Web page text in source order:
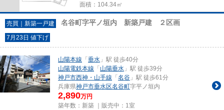
面積：104.34㎡
売買｜新築一戸建 名谷町字平ノ垣内 新築戸建 ２区画
7月23日 値下げ
山陽本線 「 垂水 」駅 徒歩40分
山陽電鉄本線 「 山陽垂水 」駅 徒歩39分
神戸市西神・山手線 「 名谷 」駅 徒歩61分
兵庫県神戸市垂水区名谷町字平ノ垣内
2,890万円
築年数：新築 ｜販売中： 1室